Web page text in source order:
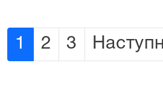
1 2 3